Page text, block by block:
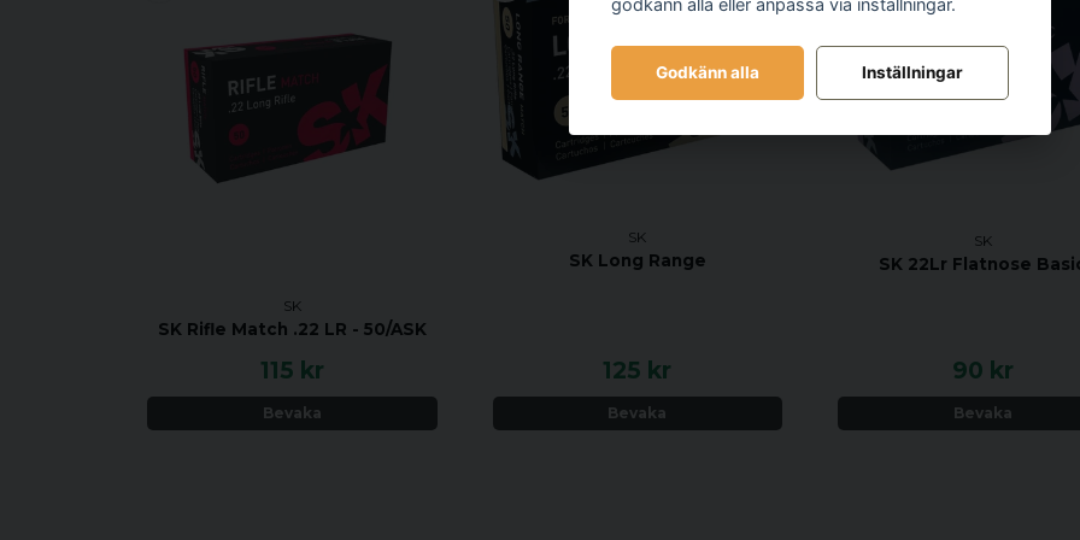
SK
SK Rifle Match .22 LR - 50/ASK
115 kr
Bevaka
SK
SK Long Range
125 kr
Bevaka
SK
SK 22Lr Flatnose
90 kr
Bevaka
godkänn alla eller anpassa via inställningar.
Godkänn alla Inställningar